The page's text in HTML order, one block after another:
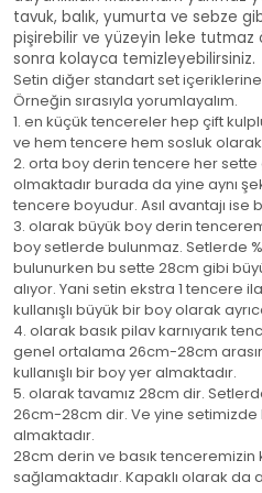
tavuk, balık, yumurta ve sebze
pişirebilir ve yüzeyin leke tutmaz
sonra kolayca temizleyebilirsiniz.
Setin diğer standart set
Örneğin sırasıyla yorumlayalım.
1. en küçük tencereler hep çift
ve hem tencere hem sosluk
2. orta boy derin tencere her
olmaktadır burada da yine aynı
tencere boyudur. Asıl avantajı
3. olarak büyük boy derin
boy setlerde bulunmaz. Setlerde
bulunurken bu sette 28cm gibi
alıyor. Yani setin ekstra 1 tencere
kullanışlı büyük bir boy olarak
4. olarak basık pilav karnıyarık
genel ortalama 26cm-28cm
kullanışlı bir boy yer almaktadır.
5. olarak tavamız 28cm dir.
26cm-28cm dir. Ve yine setimizde
almaktadır.
28cm derin ve basık tenceremizin
sağlamaktadır. Kapaklı olarak da